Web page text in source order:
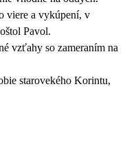
viere a vykúpení, v
Pavol.
vzťahy so zameraním na
starovekého Korintu,